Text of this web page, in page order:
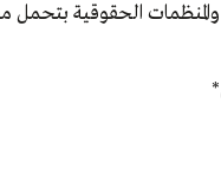
الحقوقية بتحمل